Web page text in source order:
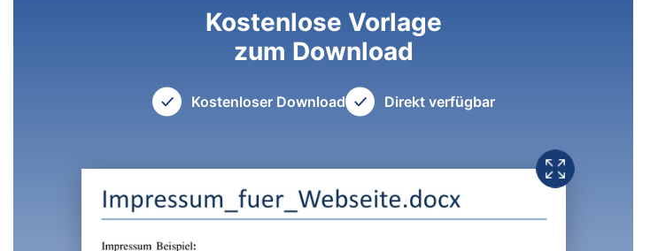
Kostenlose Vorlage
zum Download
Kostenloser Download Direkt verfügbar